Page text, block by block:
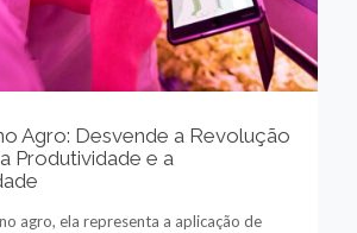
Agro: Desvende a Revolução
Produtividade e a
agro, ela representa a aplicação de